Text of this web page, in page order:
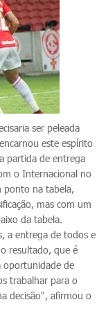
ser peleada
este espírito
partida de entrega
o Internacional no
ponto na tabela,
mas com um
da tabela.
a entrega de todos e
resultado, que é
oportunidade de
trabalhar para o
decisão", afirmou o